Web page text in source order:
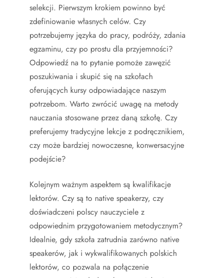
selekcji. Pierwszym krokiem powinno być
zdefiniowanie własnych celów. Czy
potrzebujemy języka do pracy, podróży, zdania
egzaminu, czy po prostu dla przyjemności?
Odpowiedź na to pytanie pomoże zawęzić
poszukiwania i skupić się na szkołach
oferujących kursy odpowiadające naszym
potrzebom. Warto zwrócić uwagę na metody
nauczania stosowane przez daną szkołę. Czy
preferujemy tradycyjne lekcje z podręcznikiem,
czy może bardziej nowoczesne, konwersacyjne
podejście?
Kolejnym ważnym aspektem są kwalifikacje
lektorów. Czy są to native speakerzy, czy
doświadczeni polscy nauczyciele z
odpowiednim przygotowaniem metodycznym?
Idealnie, gdy szkoła zatrudnia zarówno native
speakerów, jak i wykwalifikowanych polskich
lektorów, co pozwala na połączenie